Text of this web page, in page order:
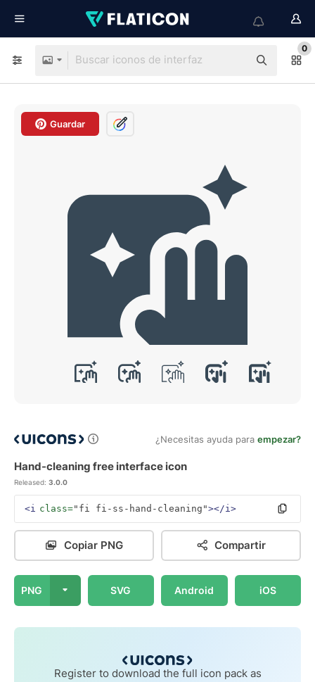
0
Guardar
¿Necesitas ayuda para empezar?
Hand-cleaning free interface icon
Released: 3.0.0
<i class="fi fi-ss-hand-cleaning"></i>
Copiar PNG Compartir
PNG SVG Android iOS
Register to download the full icon pack as